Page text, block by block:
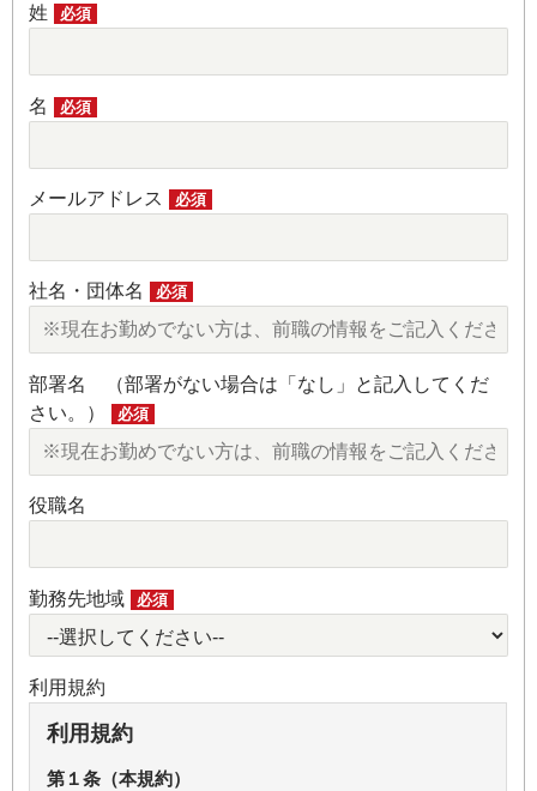
姓 必須
名 必須
メールアドレス 必須
社名・団体名 必須
部署名 （部署がない場合は「なし」と記入してくだ
さい。）
必須
役職名
勤務先地域 必須
利用規約
利用規約
第１条（本規約）